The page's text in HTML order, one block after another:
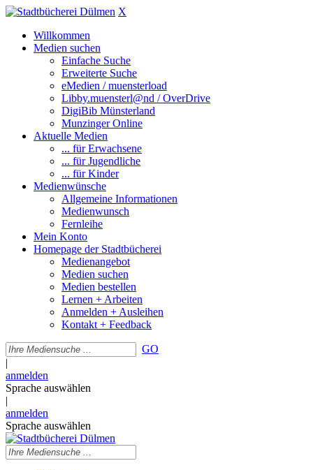
X
Willkommen
Medien suchen
Einfache Suche
Erweiterte Suche
eMedien / muensterload
Libby.muensterl@nd / OverDrive
DigiBib Münsterland
Munzinger Online
Aktuelle Medien
... für Erwachsene
... für Jugendliche
... für Kinder
Medienwünsche
Allgemeine Informationen
Medienwunsch
Fernleihe
Mein Konto
Homepage der Stadtbücherei
Medienangebot
Medien suchen
Medien bestellen
Lernen + Arbeiten
Anmelden + Ausleihen
Kontakt + Feedback
GO
|
anmelden
Sprache auswählen
|
anmelden
Sprache auswählen